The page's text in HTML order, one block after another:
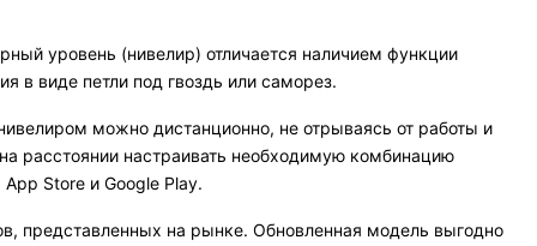
уровень (нивелир) отличается наличием функции
в виде петли под гвоздь или саморез.
можно дистанционно, не отрываясь от работы и
расстоянии настраивать необходимую комбинацию
Store и Google Play.
представленных на рынке. Обновленная модель выгодно